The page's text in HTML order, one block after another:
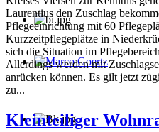
Marco Goertz
Laurentius den Zuschlag
Pflegeeinrichtung mit 60
Kurzzeitpflegeplätze in
sich die Situation im
Allerdings werden mit
anrücken können. Es gilt jetzt
zu...
Kleinteiliger